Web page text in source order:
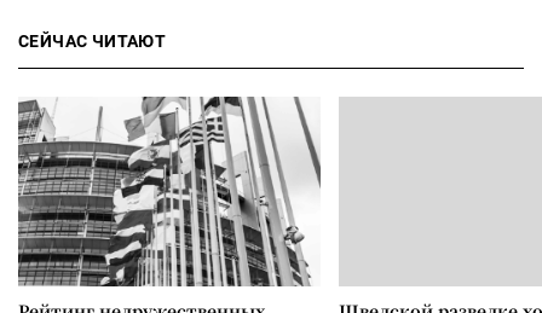
СЕЙЧАС ЧИТАЮТ